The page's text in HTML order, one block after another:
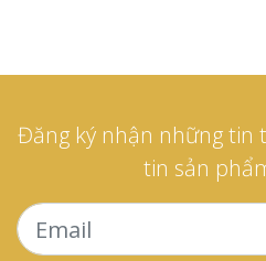
Đăng ký nhận những tin
tin sản